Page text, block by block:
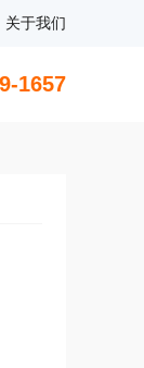
关于我们
1657